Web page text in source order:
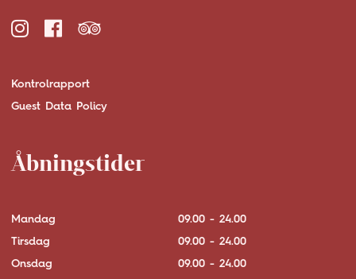
Kontrolrapport
Guest Data Policy
Åbningstider
Mandag
09.00 - 24.00
Tirsdag
09.00 - 24.00
Onsdag
09.00 - 24.00